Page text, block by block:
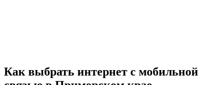
Как выбрать интернет с мобильной